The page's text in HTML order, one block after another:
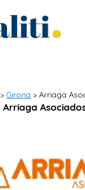
> Girona > Arriaga
Arriaga